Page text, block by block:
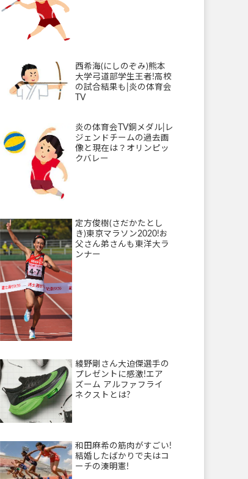
西希海(にしのぞみ)熊本
大学弓道部学生王者!高校
の試合結果も|炎の体育会
TV
炎の体育会TV銅メダル|レ
ジェンドチームの過去画
像と現在は？オリンピッ
クバレー
定方俊樹(さだかたとし
き)東京マラソン2020!お
父さん弟さんも東洋大ラ
ンナー
綾野剛さん大迫傑選手の
プレゼントに感激!エア
ズーム アルファフライ
ネクストとは?
和田麻希の筋肉がすごい!
結婚したばかりで夫はコ
ーチの湊明憲!